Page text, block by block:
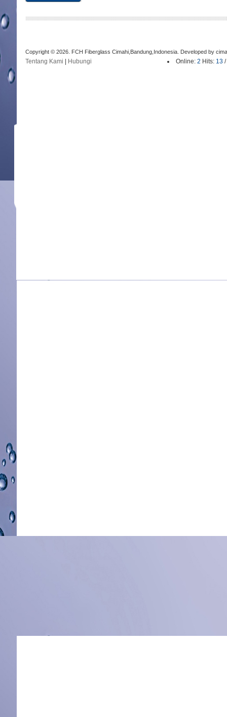
Copyright © 2026. FCH Fiberglass Cimahi,Bandung,Indonesia. Developed by
Tentang Kami Hubungi Online: 2 Hits: 13